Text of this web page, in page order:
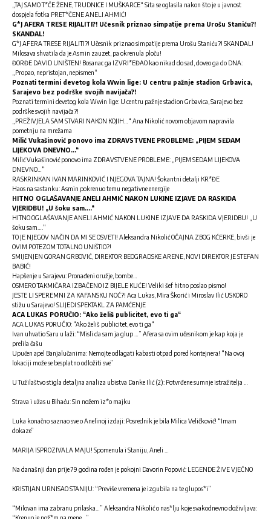
„TAJ SAMO T*ČE ŽENE, TRUDNICE I MUŠKARCE“ Sita se oglasila nakon što je u javnost
dospjela fotka PRET*ČENE ANELI AHMIĆ!
G*J AFERA TRESE RIJALITI?! Učesnik priznao simpatije prema Urošu Staniću?!
SKANDAL!
G*J AFERA TRESE RIJALITI?! Učesnik priznao simpatije prema Urošu Staniću?! SKANDAL!
Milosava shvatila da je Asmin zauzet, pa okrenula ploču!
ĐORĐE DAVID UNIŠTEN! Bosanac ga IZVRI*EĐAO kao nikad do sad, doveo ga do DNA:
„Propao, nepristojan, nepismen“
Poznati termini devetog kola Wwin lige: U centru pažnje stadion Grbavica,
Sarajevo bez podrške svojih navijača?!
Poznati termini devetog kola Wwin lige: U centru pažnje stadion Grbavica, Sarajevo bez
podrške svojih navijača?!
„PREŽIVJELA SAM STVARI NAKON KOJIH…“ Ana Nikolić novom objavom napravila
pometnju na mrežama
Milić Vukašinović ponovo ima ZDRAVSTVENE PROBLEME: „PIJEM SEDAM
LIJEKOVA DNEVNO…“
Milić Vukašinović ponovo ima ZDRAVSTVENE PROBLEME: „PIJEM SEDAM LIJEKOVA
DNEVNO…“
RASKRINKAN IVAN MARINKOVIĆ I NJEGOVA TAJNA! Šokantni detalji KR*ĐE
Haos na sastanku: Asmin pokrenuo temu negativne energije
HITNO OGLAŠAVANJE ANELI AHMIĆ NAKON LUKINE IZJAVE DA RASKIDA
VJERIDBU! „U šoku sam….“
HITNO OGLAŠAVANJE ANELI AHMIĆ NAKON LUKINE IZJAVE DA RASKIDA VJERIDBU! „U
šoku sam….“
TO JE NJEGOV NAČIN DA MI SE OSVETI! Aleksandra Nikolić OČAJNA ZBOG KĆERKE, bivši je
OVIM POTEZOM TOTALNO UNIŠTIO?!
SMIJENJEN GORAN GRBOVIĆ, DIREKTOR BEOGRADSKE ARENE, NOVI DIREKTOR JE STEFAN
BABIĆ!
Hapšenje u Sarajevu: Pronađeni oružje, bombe…
OSMERO TAKMIČARA IZBAČENO IZ BIJELE KUĆE! Veliki šef hitno poslao pismo!
JESTE LI SPEREMNI ZA KAFANSKU NOĆ?! Aca Lukas, Mira Škorić i Miroslav Ilić USKORO
stižu u Sarajevo! SLIJEDI SPEKTAKL ZA PAMĆENJE
ACA LUKAS PORUČIO: “Ako želiš publicitet, evo ti ga“
ACA LUKAS PORUČIO: “Ako želiš publicitet, evo ti ga“
Ivan uhvatio Saru u laži: “Misli da sam ja glup …” Afera sa ovim učesnikom je kap koja je
prelila čašu
Upućen apel Banjalučanima: Nemojte odlagati kabasti otpad pored kontejnera! “Na ovoj
lokaciji može se besplatno odložiti sve”
U Tužilaštvo stigla detaljna analiza ubistva Danke Ilić (2): Potvrđene sumnje istražitelja …
Strava i užas u Bihaću: Sin nožem iz*o majku
Luka konačno saznao sve o Anelinoj izdaji: Posrednik je bila Milica Veličković! “Imam
dokaze”
MARIJA ISPROZIVALA MAJU! Spomenula i Staniju, Aneli …
Na današnji dan prije 79 godina rođen je pokojni Davorin Popović: LEGENDE ŽIVE VJEČNO
KRISTIJAN URNISAO STANIJU: “Previše vremena je izgubila na te glupos*i”
“Milovan ima zabranu prilaska…” Aleksandra Nikolić o nas*lju koje svakodnevno doživljava: